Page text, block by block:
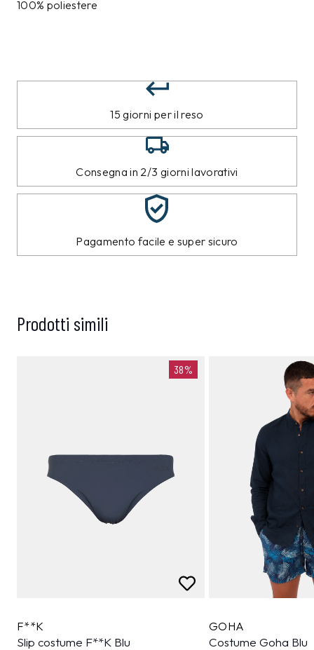
100% poliestere
15 giorni per il reso
Consegna in 2/3 giorni lavorativi
Pagamento facile e super sicuro
Prodotti simili
38%
F**K
Slip costume F**K Blu
GOHA
Costume Goha Blu